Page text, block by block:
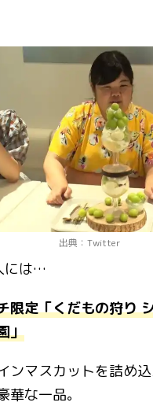
出典：Twitter
には…
限定「くだもの狩り
」
ンマスカットを詰め
華な一品。